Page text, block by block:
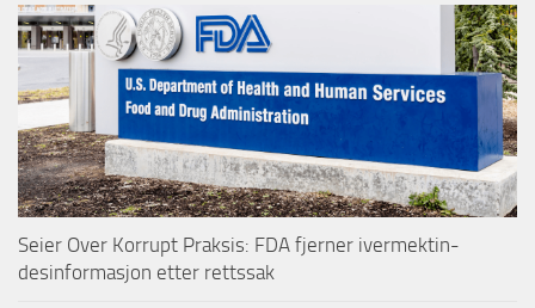
Seier Over Korrupt Praksis: FDA fjerner ivermektin-
desinformasjon etter rettssak